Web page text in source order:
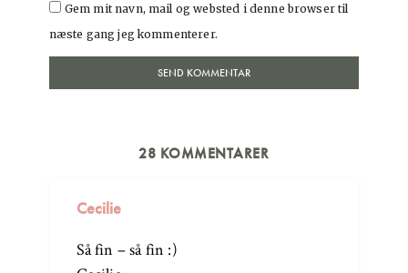
Gem mit navn, mail og websted i denne browser til
næste gang jeg kommenterer.
28 KOMMENTARER
Cecilie
Så fin – så fin :)